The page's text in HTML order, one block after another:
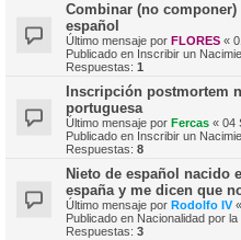
Combinar (no
español
Último mensaje por FLORES «
Publicado en Inscribir un
Respuestas: 1
Inscripción postmortem
portuguesa
Último mensaje por Fercas « 04
Publicado en Inscribir un
Respuestas: 8
Nieto de español nacido
españa y me dicen que
Último mensaje por Rodolfo IV«
Publicado en Nacionalidad por
Respuestas: 3